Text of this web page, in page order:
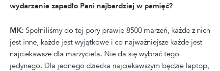
wydarzenie zapadło Pani najbardziej w pamięć?
MK: Spełniliśmy do tej pory prawie 8500 marzeń, każde z nich
jest inne, każde jest wyjątkowe i co najważniejsze każde jest
najciekawsze dla marzyciela. Nie da się wybrać tego
jedynego. Dla jednego dziecka najciekawszym będzie laptop,